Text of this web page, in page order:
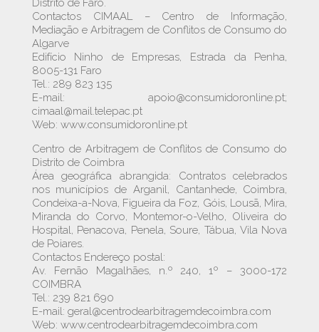
Distrito de Faro.
Contactos CIMAAL – Centro de Informação,
Mediação e Arbitragem de Conflitos de Consumo do
Algarve
Edifício Ninho de Empresas, Estrada da Penha,
8005-131 Faro
Tel.: 289 823 135
E-mail: apoio@consumidoronline.pt;
cimaal@mail.telepac.pt
Web: www.consumidoronline.pt
Centro de Arbitragem de Conflitos de Consumo do
Distrito de Coimbra
Área geográfica abrangida: Contratos celebrados
nos municípios de Arganil, Cantanhede, Coimbra,
Condeixa-a-Nova, Figueira da Foz, Góis, Lousã, Mira,
Miranda do Corvo, Montemor-o-Velho, Oliveira do
Hospital, Penacova, Penela, Soure, Tábua, Vila Nova
de Poiares.
Contactos Endereço postal:
Av. Fernão Magalhães, n.º 240, 1º – 3000-172
COIMBRA
Tel.: 239 821 690
E-mail: geral@centrodearbitragemdecoimbra.com
Web: www.centrodearbitragemdecoimbra.com